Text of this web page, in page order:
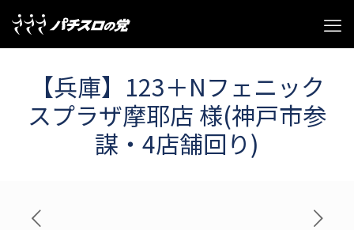
【兵庫】123＋Nフェニック
スプラザ摩耶店 様(神戸市参
謀・4店舗回り)